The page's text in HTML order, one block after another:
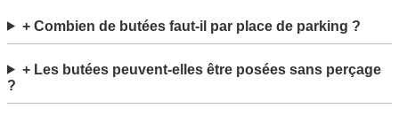
+ Combien de butées faut-il par place de parking ?
+ Les butées peuvent-elles être posées sans perçage
?